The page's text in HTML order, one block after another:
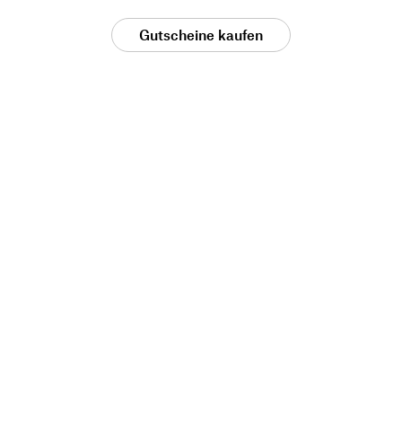
Gutscheine kaufen